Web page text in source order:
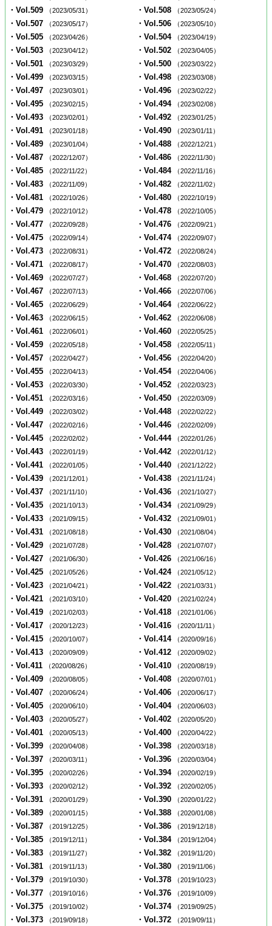
・Vol.509 （2023/05/31） ・Vol.508 （2023/05/24）
・Vol.507 （2023/05/17） ・Vol.506 （2023/05/10）
・Vol.505 （2023/04/26） ・Vol.504 （2023/04/19）
・Vol.503 （2023/04/12） ・Vol.502 （2023/04/05）
・Vol.501 （2023/03/29） ・Vol.500 （2023/03/22）
・Vol.499 （2023/03/15） ・Vol.498 （2023/03/08）
・Vol.497 （2023/03/01） ・Vol.496 （2023/02/22）
・Vol.495 （2023/02/15） ・Vol.494 （2023/02/08）
・Vol.493 （2023/02/01） ・Vol.492 （2023/01/25）
・Vol.491 （2023/01/18） ・Vol.490 （2023/01/11）
・Vol.489 （2023/01/04） ・Vol.488 （2022/12/21）
・Vol.487 （2022/12/07） ・Vol.486 （2022/11/30）
・Vol.485 （2022/11/22） ・Vol.484 （2022/11/16）
・Vol.483 （2022/11/09） ・Vol.482 （2022/11/02）
・Vol.481 （2022/10/26） ・Vol.480 （2022/10/19）
・Vol.479 （2022/10/12） ・Vol.478 （2022/10/05）
・Vol.477 （2022/09/28） ・Vol.476 （2022/09/21）
・Vol.475 （2022/09/14） ・Vol.474 （2022/09/07）
・Vol.473 （2022/08/31） ・Vol.472 （2022/08/24）
・Vol.471 （2022/08/17） ・Vol.470 （2022/08/03）
・Vol.469 （2022/07/27） ・Vol.468 （2022/07/20）
・Vol.467 （2022/07/13） ・Vol.466 （2022/07/06）
・Vol.465 （2022/06/29） ・Vol.464 （2022/06/22）
・Vol.463 （2022/06/15） ・Vol.462 （2022/06/08）
・Vol.461 （2022/06/01） ・Vol.460 （2022/05/25）
・Vol.459 （2022/05/18） ・Vol.458 （2022/05/11）
・Vol.457 （2022/04/27） ・Vol.456 （2022/04/20）
・Vol.455 （2022/04/13） ・Vol.454 （2022/04/06）
・Vol.453 （2022/03/30） ・Vol.452 （2022/03/23）
・Vol.451 （2022/03/16） ・Vol.450 （2022/03/09）
・Vol.449 （2022/03/02） ・Vol.448 （2022/02/22）
・Vol.447 （2022/02/16） ・Vol.446 （2022/02/09）
・Vol.445 （2022/02/02） ・Vol.444 （2022/01/26）
・Vol.443 （2022/01/19） ・Vol.442 （2022/01/12）
・Vol.441 （2022/01/05） ・Vol.440 （2021/12/22）
・Vol.439 （2021/12/01） ・Vol.438 （2021/11/24）
・Vol.437 （2021/11/10） ・Vol.436 （2021/10/27）
・Vol.435 （2021/10/13） ・Vol.434 （2021/09/29）
・Vol.433 （2021/09/15） ・Vol.432 （2021/09/01）
・Vol.431 （2021/08/18） ・Vol.430 （2021/08/04）
・Vol.429 （2021/07/28） ・Vol.428 （2021/07/07）
・Vol.427 （2021/06/30） ・Vol.426 （2021/06/16）
・Vol.425 （2021/05/26） ・Vol.424 （2021/05/12）
・Vol.423 （2021/04/21） ・Vol.422 （2021/03/31）
・Vol.421 （2021/03/10） ・Vol.420 （2021/02/24）
・Vol.419 （2021/02/03） ・Vol.418 （2021/01/06）
・Vol.417 （2020/12/23） ・Vol.416 （2020/11/11）
・Vol.415 （2020/10/07） ・Vol.414 （2020/09/16）
・Vol.413 （2020/09/09） ・Vol.412 （2020/09/02）
・Vol.411 （2020/08/26） ・Vol.410 （2020/08/19）
・Vol.409 （2020/08/05） ・Vol.408 （2020/07/01）
・Vol.407 （2020/06/24） ・Vol.406 （2020/06/17）
・Vol.405 （2020/06/10） ・Vol.404 （2020/06/03）
・Vol.403 （2020/05/27） ・Vol.402 （2020/05/20）
・Vol.401 （2020/05/13） ・Vol.400 （2020/04/22）
・Vol.399 （2020/04/08） ・Vol.398 （2020/03/18）
・Vol.397 （2020/03/11） ・Vol.396 （2020/03/04）
・Vol.395 （2020/02/26） ・Vol.394 （2020/02/19）
・Vol.393 （2020/02/12） ・Vol.392 （2020/02/05）
・Vol.391 （2020/01/29） ・Vol.390 （2020/01/22）
・Vol.389 （2020/01/15） ・Vol.388 （2020/01/08）
・Vol.387 （2019/12/25） ・Vol.386 （2019/12/18）
・Vol.385 （2019/12/11） ・Vol.384 （2019/12/04）
・Vol.383 （2019/11/27） ・Vol.382 （2019/11/20）
・Vol.381 （2019/11/13） ・Vol.380 （2019/11/06）
・Vol.379 （2019/10/30） ・Vol.378 （2019/10/23）
・Vol.377 （2019/10/16） ・Vol.376 （2019/10/09）
・Vol.375 （2019/10/02） ・Vol.374 （2019/09/25）
・Vol.373 （2019/09/18） ・Vol.372 （2019/09/11）